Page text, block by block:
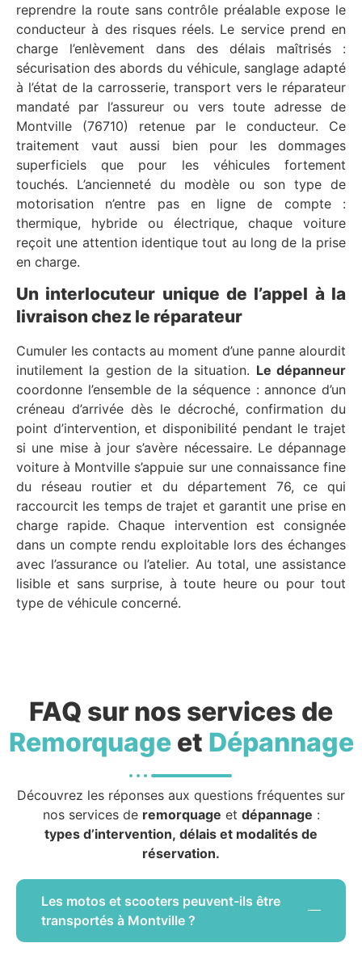
reprendre la route sans contrôle préalable expose le
conducteur à des risques réels. Le service prend en
charge l’enlèvement dans des délais maîtrisés :
sécurisation des abords du véhicule, sanglage adapté
à l’état de la carrosserie, transport vers le réparateur
mandaté par l’assureur ou vers toute adresse de
Montville (76710) retenue par le conducteur. Ce
traitement vaut aussi bien pour les dommages
superficiels que pour les véhicules fortement
touchés. L’ancienneté du modèle ou son type de
motorisation n’entre pas en ligne de compte :
thermique, hybride ou électrique, chaque voiture
reçoit une attention identique tout au long de la prise
en charge.
Un interlocuteur unique de l’appel à la
livraison chez le réparateur
Cumuler les contacts au moment d’une panne alourdit
inutilement la gestion de la situation. Le dépanneur
coordonne l’ensemble de la séquence : annonce d’un
créneau d’arrivée dès le décroché, confirmation du
point d’intervention, et disponibilité pendant le trajet
si une mise à jour s’avère nécessaire. Le dépannage
voiture à Montville s’appuie sur une connaissance fine
du réseau routier et du département 76, ce qui
raccourcit les temps de trajet et garantit une prise en
charge rapide. Chaque intervention est consignée
dans un compte rendu exploitable lors des échanges
avec l’assurance ou l’atelier. Au total, une assistance
lisible et sans surprise, à toute heure ou pour tout
type de véhicule concerné.
FAQ sur nos services de
Remorquageet Dépannage
Découvrez les réponses aux questions fréquentes sur
nos services de remorquage et dépannage :
types d’intervention, délais et modalités de
réservation.
Les motos et scooters peuvent-ils être
transportés à Montville ?